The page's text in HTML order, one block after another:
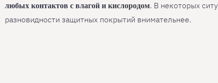
любых контактов с влагой и кислородом. В некоторых
разновидности защитных покрытий внимательнее.